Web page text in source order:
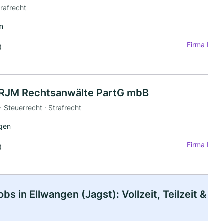
Firma
Rechtsanwälte PartG mbB
Steuerrecht · Strafrecht
Firma
in Ellwangen (Jagst): Vollzeit, Teilzeit &